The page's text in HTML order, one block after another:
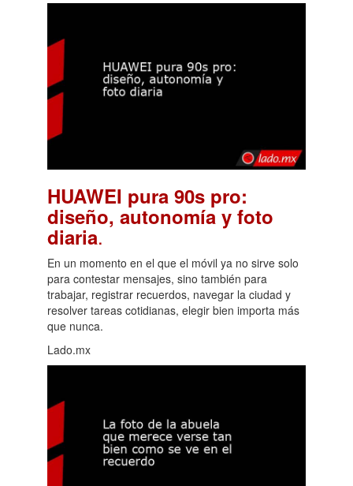
HUAWEI pura 90s pro:
diseño, autonomía y foto
diaria.
En un momento en el que el móvil ya no sirve solo
para contestar mensajes, sino también para
trabajar, registrar recuerdos, navegar la ciudad y
resolver tareas cotidianas, elegir bien importa más
que nunca.
Lado.mx